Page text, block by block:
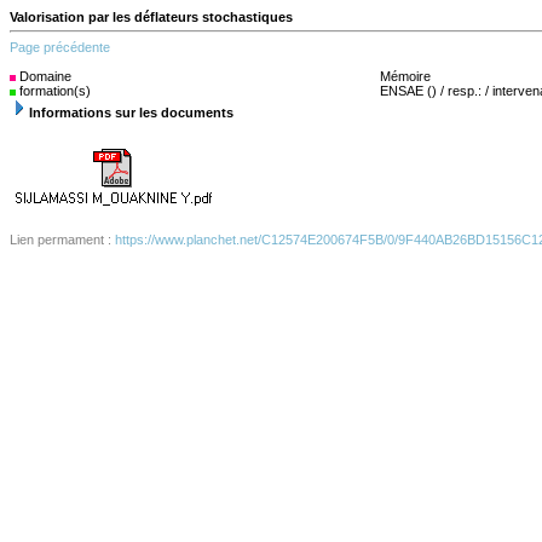
Valorisation par les déflateurs stochastiques
Page précédente
Domaine
Mémoire
formation(s)
ENSAE () / resp.: /
Informations sur les documents
Lien permament : https://www.planchet.net/C12574E200674F5B/0/